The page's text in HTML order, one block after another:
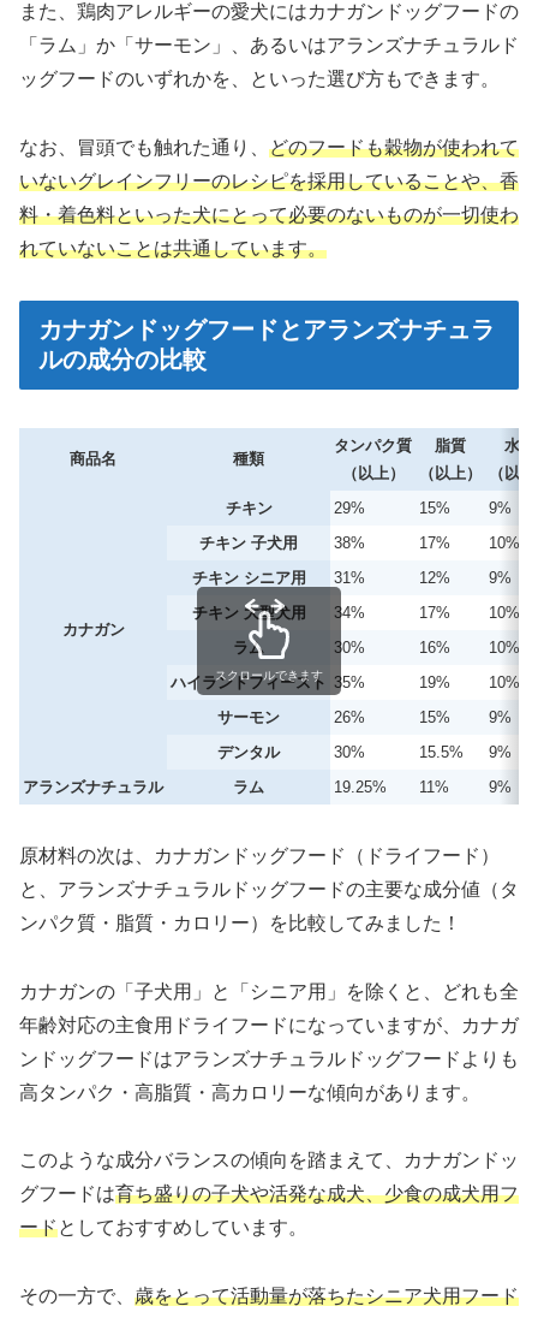
また、鶏肉アレルギーの愛犬にはカナガンドッグフードの
「ラム」か「サーモン」、あるいはアランズナチュラルド
ッグフードのいずれかを、といった選び方もできます。
なお、冒頭でも触れた通り、 どのフードも穀物が使われて
いないグレインフリーのレシピを採用していることや、香
料・着色料といった犬にとって必要のないものが一切使わ
れていないことは共通しています。
カナガンドッグフードとアランズナチュラ
ルの成分の比較
商品名 種類
タンパク質
（以上）
脂質
（以上）
水分
（以
カナガン
チキン 29% 15%
9%
チキン 子犬用
38% 17%
10%
チキン シニア用
31% 12%
9%
チキン 大型犬用
34% 17%
10%
ラム
30% 16%
10%
ハイランドフィースト 35% 19%
10%
サーモン
26% 15%
9%
デンタル
30% 15.5%
9%
アランズナチュラル
ラム 19.25% 11% 9%
スクロールできます
原材料の次は、カナガンドッグフード（ドライフード）
と、アランズナチュラルドッグフードの主要な成分値（タ
ンパク質・脂質・カロリー）を比較してみました！
カナガンの「子犬用」と「シニア用」を除くと、どれも全
年齢対応の主食用ドライフードになっていますが、カナガ
ンドッグフードはアランズナチュラルドッグフードよりも
高タンパク・高脂質・高カロリーな傾向があります。
このような成分バランスの傾向を踏まえて、カナガンドッ
グフードは育ち盛りの子犬や活発な成犬、少食の成犬用フ
ードとしておすすめしています。
その一方で、 歳をとって活動量が落ちたシニア犬用フード